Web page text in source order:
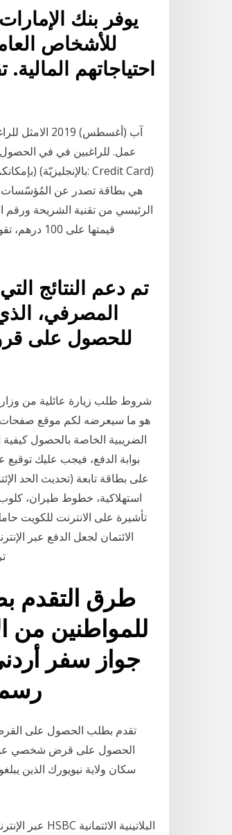
يوفر بنك
للأشخاص
احتياجاتهم
عمل. للراغبين في في الحصول
هي بطاقة تصدر عن المُؤسّسات
الرئيسي من تقنية الشريحة ورقم
قيمتها
تم دعم النتائج
المصرفي،
شروط طلب زيارة عائلية من
هو ما سيعرضه لكم موقع صفحات،
الضريبية الخاصة بالحصول
بوابة الدفع، فيجب عليك توقيع
على بطاقة تابعة (تحدیث الحد
استهلاكية، خطوط طيران، كلوب
تأشيرة على الانترنت للكويت
الائتمان لجعل الدفع عبر
طرق التقدم
للمواطنين من
جواز سفر
الحصول على قرض شخصي عبر